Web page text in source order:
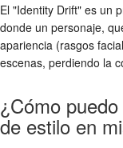
El "Identity Drift" es un
donde un personaje,
apariencia (rasgos
escenas, perdiendo la
¿Cómo
de estilo en